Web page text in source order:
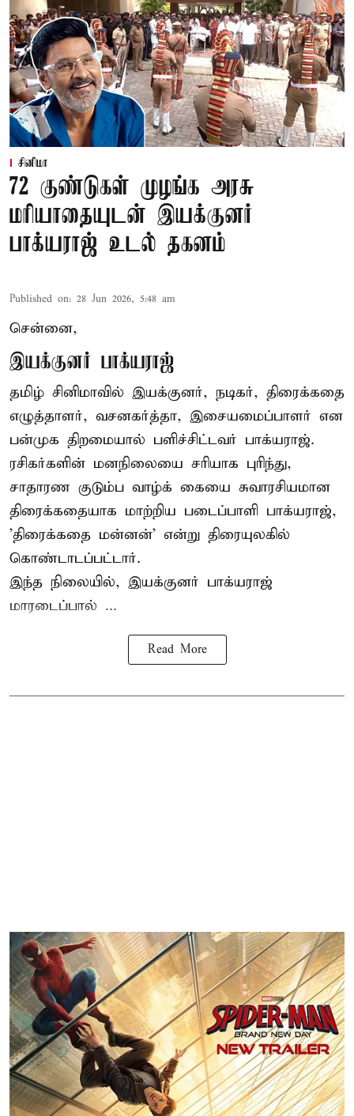
சினிமா
72 குண்டுகள் முழங்க அரசு
மரியாதையுடன் இயக்குனர்
பாக்யராஜ் உடல் தகனம்
Published on: 28 Jun 2026, 5:48 am
சென்னை,
இயக்குனர் பாக்யராஜ்
தமிழ் சினிமாவில் இயக்குனர், நடிகர், திரைக்கதை
எழுத்தாளர், வசனகர்த்தா, இசையமைப்பாளர் என
பன்முக திறமையால் பளிச்சிட்டவர் பாக்யராஜ்.
ரசிகர்களின் மனநிலையை சரியாக புரிந்து,
சாதாரண குடும்ப வாழ்க் கையை சுவாரசியமான
திரைக்கதையாக மாற்றிய படைப்பாளி பாக்யராஜ்,
'திரைக்கதை மன்னன்' என்று திரையுலகில்
கொண்டாடப்பட்டார்.
இந்த நிலையில், இயக்குனர் பாக்யராஜ்
மாரடைப்பால் ...
Read More